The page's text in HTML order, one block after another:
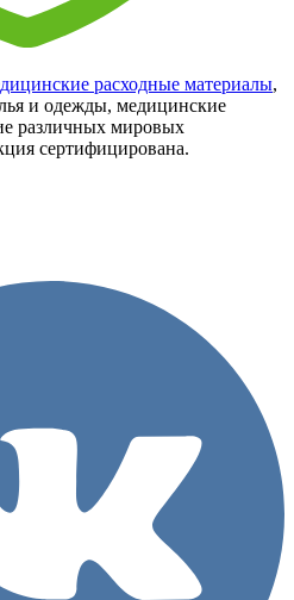
расходные материалы,
и одежды, медицинские
различных мировых
сертифицирована.